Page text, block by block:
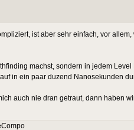
ist aber sehr einfach, vor
machst, sondern in jedem
in ein paar duzend Nanosekunden
auch nie dran getraut, dann haben